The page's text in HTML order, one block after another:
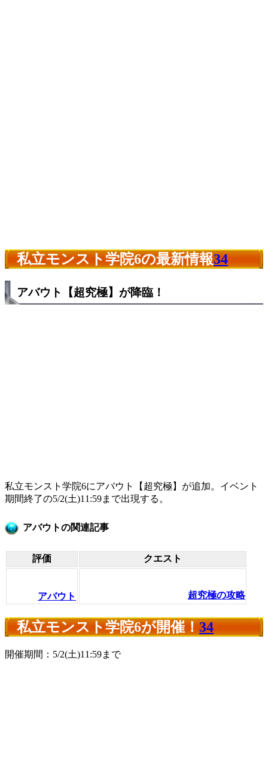
私立モンスト学院6の最新情報34
アバウト【超究極】が降臨！
私立モンスト学院6にアバウト【超究極】が追加。イベント
期間終了の5/2(土)11:59まで出現する。
アバウトの関連記事
評価 クエスト
アバウト 超究極の攻略
私立モンスト学院6が開催！34
開催期間：5/2(土)11:59まで